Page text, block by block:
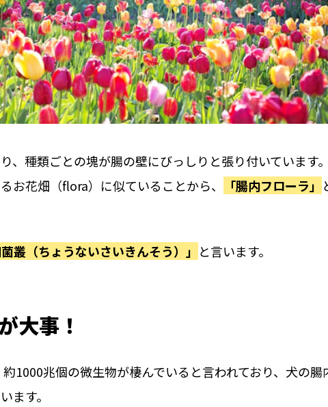
、種類ごとの塊が腸の壁にびっしりと張り付いています
お花畑（flora）に似ていることから、
「腸内フローラ」
菌叢（ちょうないさいきんそう）」 と言います。
大事！
1000兆個の微生物が棲んでいると言われており、犬の腸
ます。